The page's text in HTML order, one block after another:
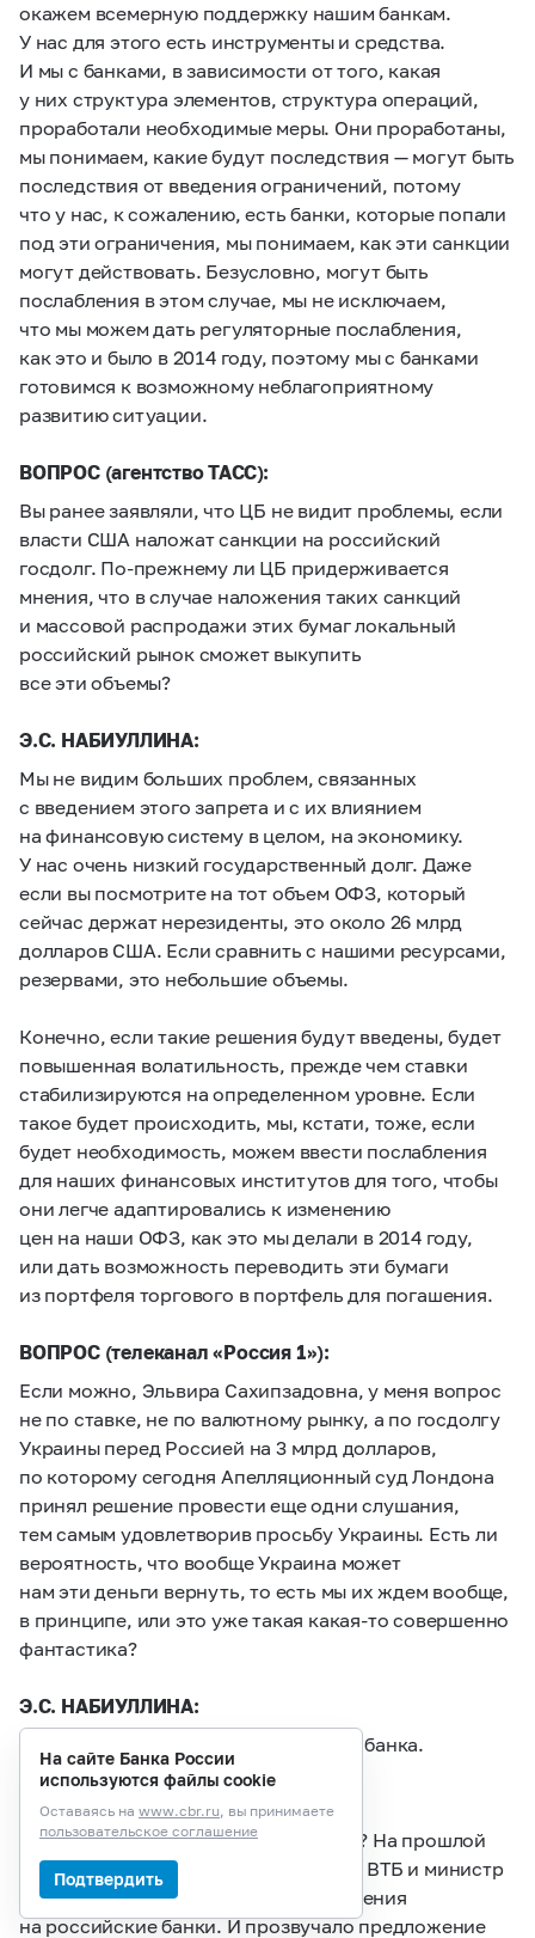
окажем всемерную поддержку нашим банкам.
У нас для этого есть инструменты и средства.
И мы с банками, в зависимости от того, какая
у них структура элементов, структура операций,
проработали необходимые меры. Они проработаны,
мы понимаем, какие будут последствия — могут быть
последствия от введения ограничений, потому
что у нас, к сожалению, есть банки, которые попали
под эти ограничения, мы понимаем, как эти санкции
могут действовать. Безусловно, могут быть
послабления в этом случае, мы не исключаем,
что мы можем дать регуляторные послабления,
как это и было в 2014 году, поэтому мы с банками
готовимся к возможному неблагоприятному
развитию ситуации.
ВОПРОС (агентство ТАСС):
Вы ранее заявляли, что ЦБ не видит проблемы, если
власти США наложат санкции на российский
госдолг. По-прежнему ли ЦБ придерживается
мнения, что в случае наложения таких санкций
и массовой распродажи этих бумаг локальный
российский рынок сможет выкупить
все эти объемы?
Э.С. НАБИУЛЛИНА:
Мы не видим больших проблем, связанных
с введением этого запрета и с их влиянием
на финансовую систему в целом, на экономику.
У нас очень низкий государственный долг. Даже
если вы посмотрите на тот объем ОФЗ, который
сейчас держат нерезиденты, это около 26 млрд
долларов США. Если сравнить с нашими ресурсами,
резервами, это небольшие объемы.
Конечно, если такие решения будут введены, будет
повышенная волатильность, прежде чем ставки
стабилизируются на определенном уровне. Если
такое будет происходить, мы, кстати, тоже, если
будет необходимость, можем ввести послабления
для наших финансовых институтов для того, чтобы
они легче адаптировались к изменению
цен на наши ОФЗ, как это мы делали в 2014 году,
или дать возможность переводить эти бумаги
из портфеля торгового в портфель для погашения.
ВОПРОС (телеканал «Россия 1»):
Если можно, Эльвира Сахипзадовна, у меня вопрос
не по ставке, не по валютному рынку, а по госдолгу
Украины перед Россией на 3 млрд долларов,
по которому сегодня Апелляционный суд Лондона
принял решение провести еще одни слушания,
тем самым удовлетворив просьбу Украины. Есть ли
вероятность, что вообще Украина может
нам эти деньги вернуть, то есть мы их ждем вообще,
в принципе, или это уже такая какая-то совершенно
фантастика?
Э.С. НАБИУЛЛИНА:
Это не в компетенции Центрального банка.
ВОПРОС (агентство «Блумберг»):
Можно все-таки вернуться к банкам? На прошлой
неделе на финансовом форуме глава ВТБ и министр
финансов поднимали проблему давления
на российские банки. И прозвучало предложение
На сайте Банка России
используются файлы cookie
Оставаясь на www.cbr.ru, вы принимаете
пользовательское соглашение
Подтвердить